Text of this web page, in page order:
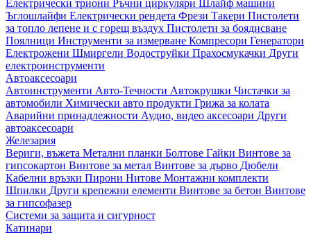
Електрически триони Ръчни циркуляри
Шлайф машини
Ъглошлайфи Електрически рендета Фрези Такери Пистолети
за топло лепене и с горещ въздух Пистолети за боядисване
Поялници Инструменти за измерване Компресори Генератори
Електрожени Шмиргели Водоструйки Прахосмукачки Други
електроинструменти
Автоаксесоари
Автоинструменти Авто-Течности Автокрушки Чистачки за
автомобили Химически авто продукти Грижа за колата
Аварийни принадлежности Аудио, видео аксесоари Други
автоаксесоари
Железария
Вериги, въжета Метални планки Болтове Гайки Винтове за
гипсокартон Винтове за метал Винтове за дърво Дюбели
Кабелни връзки Пирони Нитове Монтажни комплекти
Шпилки Други крепежни елементи Винтове за бетон Винтове
за гипсофазер
Системи за защита и сигурност
Катинари